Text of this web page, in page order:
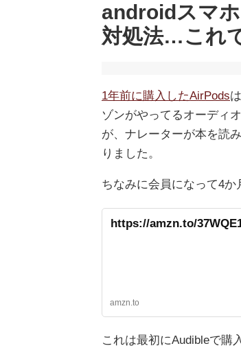
androidスマ
対処法…これ
1年前に購入したAirPods
ゾンがやってるオーディ
が、ナレーターが本を読
りました。
ちなみに会員になって4か
https://amzn.to/
amzn.to
これは最初にAudibleで購